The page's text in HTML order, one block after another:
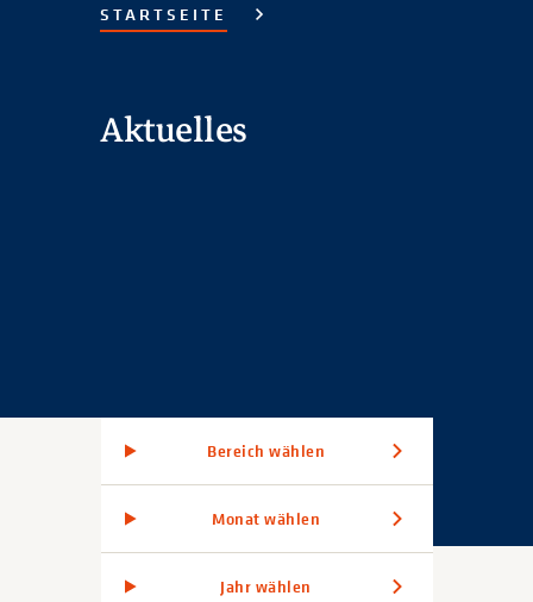
STARTSEITE
Aktuelles
Bereich wählen
Monat wählen
Jahr wählen